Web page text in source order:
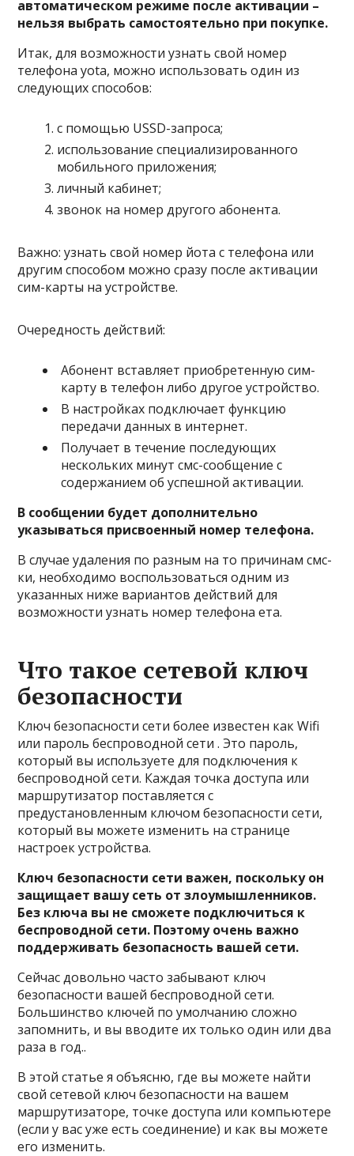
автоматическом режиме после активации –
нельзя выбрать самостоятельно при покупке.
Итак, для возможности узнать свой номер
телефона yota, можно использовать один из
следующих способов:
с помощью USSD-запроса;
использование специализированного
мобильного приложения;
личный кабинет;
звонок на номер другого абонента.
Важно: узнать свой номер йота с телефона или
другим способом можно сразу после активации
сим-карты на устройстве.
Очередность действий:
Абонент вставляет приобретенную сим-
карту в телефон либо другое устройство.
В настройках подключает функцию
передачи данных в интернет.
Получает в течение последующих
нескольких минут смс-сообщение с
содержанием об успешной активации.
В сообщении будет дополнительно
указываться присвоенный номер телефона.
В случае удаления по разным на то причинам смс-
ки, необходимо воспользоваться одним из
указанных ниже вариантов действий для
возможности узнать номер телефона ета.
Что такое сетевой ключ
безопасности
Ключ безопасности сети более известен как Wifi
или пароль беспроводной сети . Это пароль,
который вы используете для подключения к
беспроводной сети. Каждая точка доступа или
маршрутизатор поставляется с
предустановленным ключом безопасности сети,
который вы можете изменить на странице
настроек устройства.
Ключ безопасности сети важен, поскольку он
защищает вашу сеть от злоумышленников.
Без ключа вы не сможете подключиться к
беспроводной сети. Поэтому очень важно
поддерживать безопасность вашей сети.
Сейчас довольно часто забывают ключ
безопасности вашей беспроводной сети.
Большинство ключей по умолчанию сложно
запомнить, и вы вводите их только один или два
раза в год..
В этой статье я объясню, где вы можете найти
свой сетевой ключ безопасности на вашем
маршрутизаторе, точке доступа или компьютере
(если у вас уже есть соединение) и как вы можете
его изменить.